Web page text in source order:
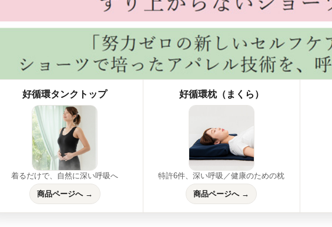
好循環タンクトップ
着るだけで、自然に深い呼吸へ
商品ページへ →
好循環枕（まくら）
特許6件、深い呼吸／健康のための枕
商品ページへ →